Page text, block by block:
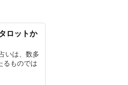
ロットか
いは、数多
るものでは